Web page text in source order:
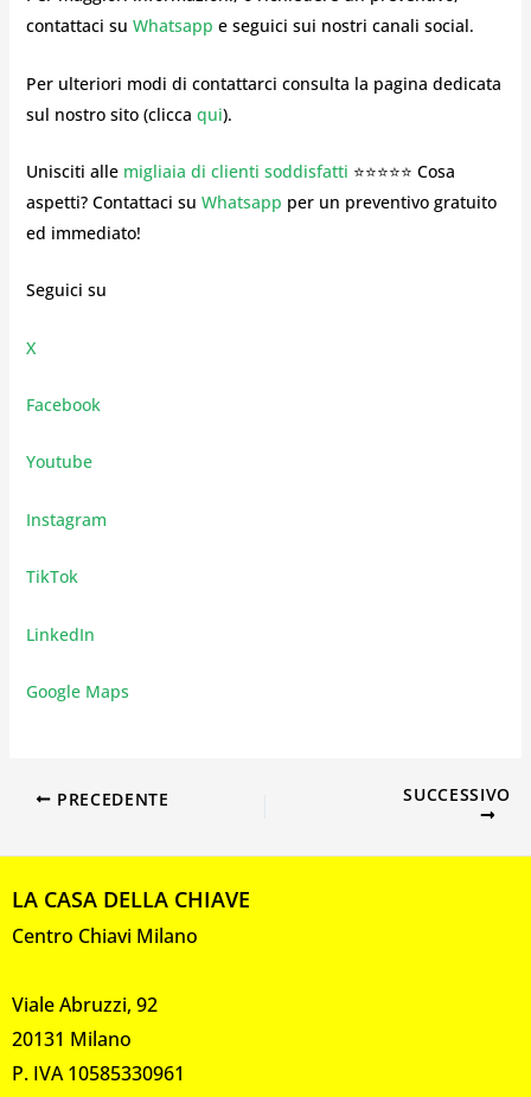
contattaci su Whatsapp e seguici sui nostri canali social.
Per ulteriori modi di contattarci consulta la pagina dedicata
sul nostro sito (clicca qui).
Unisciti alle migliaia di clienti soddisfatti ⭐⭐⭐⭐⭐ Cosa
aspetti? Contattaci su Whatsapp per un preventivo gratuito
ed immediato!
Seguici su
X
Facebook
Youtube
Instagram
TikTok
LinkedIn
Google Maps
PRECEDENTE SUCCESSIVO
LA CASA DELLA CHIAVE
Centro Chiavi Milano
Viale Abruzzi, 92
20131 Milano
P. IVA 10585330961